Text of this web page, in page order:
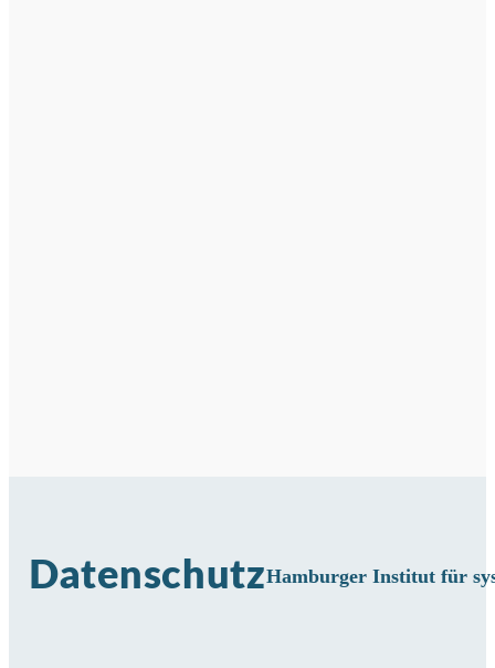
DatenschutzHamburger Institut für